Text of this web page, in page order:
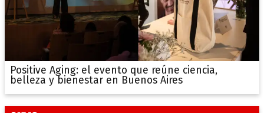
Positive Aging: el evento que reúne ciencia,
belleza y bienestar en Buenos Aires